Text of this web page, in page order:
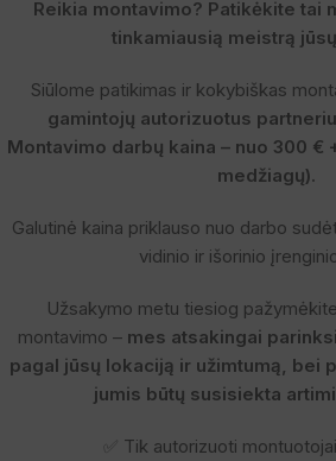
Reikia montavimo? Patikėkite tai
tinkamiausią meistrą
Siūlome patikimas ir kokybiškas
gamintojų autorizuotus
Montavimo darbų kaina – nuo 300 €
medžiagų).
Galutinė kaina priklauso nuo darbo
vidinio ir išorinio
Užsakymo metu tiesiog
montavimo – mes atsakingai
pagal jūsų lokaciją ir užimtumą, bei
jumis būtų susisiekta
✅ Tik autorizuoti